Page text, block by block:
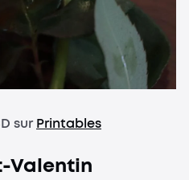
surPrintables
Valentin